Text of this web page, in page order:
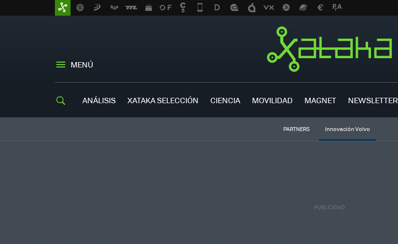
MENÚ
ANÁLISIS XATAKA SELECCIÓN CIENCIA MOVILIDAD MAGNET NEWSLETTER
PARTNERS Innovación Volvo